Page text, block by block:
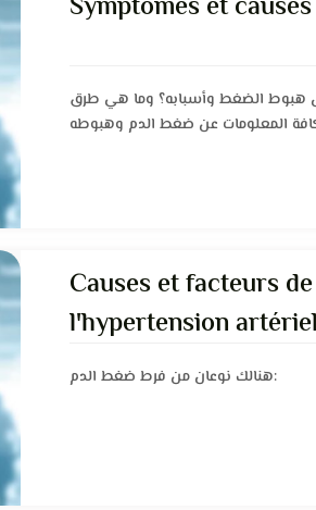
Symptômes et
هبوط الضغط وأسبابه؟ وما هي طرق
Causes et facteurs
l'hypertension
هنالك نوعان من فرط ضغط الدم: